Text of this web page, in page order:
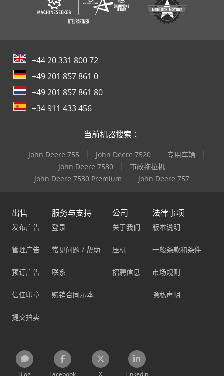
+44 20 331 800 72
+49 201 857 861 0
+49 201 857 861 80
+34 911 433 456
当前机器搜索：
John Deere 755 John Deere 7520
专用车辆
John Deere 7530
市政拖拉机
John Deere 7530 Premium
John Deere 757
出售
发布广告
管理广告
预订广告
信任印章
提交拍卖
服务与支持
登录
常见问题 / 帮助
联系
购销合同示本
公司
关于我们
压机
招聘信息
法律事项
版本说明
一般条款和条件
市场规则
隐私声明
Blog Facebook X LinkedIn